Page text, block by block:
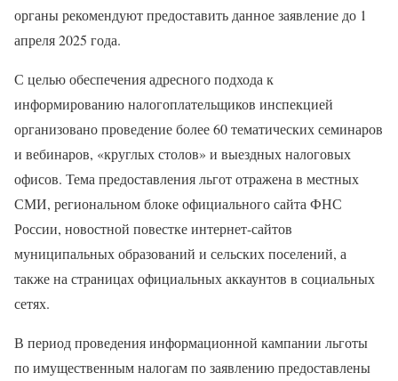
органы рекомендуют предоставить данное заявление до 1
апреля 2025 года.
С целью обеспечения адресного подхода к
информированию налогоплательщиков инспекцией
организовано проведение более 60 тематических семинаров
и вебинаров, «круглых столов» и выездных налоговых
офисов. Тема предоставления льгот отражена в местных
СМИ, региональном блоке официального сайта ФНС
России, новостной повестке интернет-сайтов
муниципальных образований и сельских поселений, а
также на страницах официальных аккаунтов в социальных
сетях.
В период проведения информационной кампании льготы
по имущественным налогам по заявлению предоставлены